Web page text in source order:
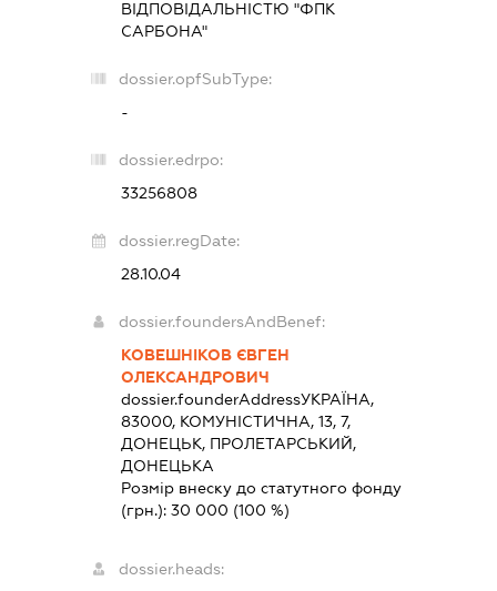
ВІДПОВІДАЛЬНІСТЮ "ФПК
САРБОНА"
dossier.opfSubType:
-
dossier.edrpo:
33256808
dossier.regDate:
28.10.04
dossier.foundersAndBenef:
КОВЕШНІКОВ ЄВГЕН
ОЛЕКСАНДРОВИЧ
dossier.founderAddressУКРАЇНА,
83000, КОМУНІСТИЧНА, 13, 7,
ДОНЕЦЬК, ПРОЛЕТАРСЬКИЙ,
ДОНЕЦЬКА
Розмір внеску до статутного фонду
(грн.): 30 000 (100 %)
dossier.heads: